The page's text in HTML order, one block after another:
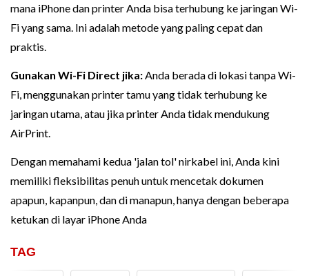
mana iPhone dan printer Anda bisa terhubung ke jaringan Wi-
Fi yang sama. Ini adalah metode yang paling cepat dan
praktis.
Gunakan Wi-Fi Direct jika:Anda berada di lokasi tanpa Wi-
Fi, menggunakan printer tamu yang tidak terhubung ke
jaringan utama, atau jika printer Anda tidak mendukung
AirPrint.
Dengan memahami kedua 'jalan tol' nirkabel ini, Anda kini
memiliki fleksibilitas penuh untuk mencetak dokumen
apapun, kapanpun, dan di manapun, hanya dengan beberapa
ketukan di layar iPhone Anda
TAG